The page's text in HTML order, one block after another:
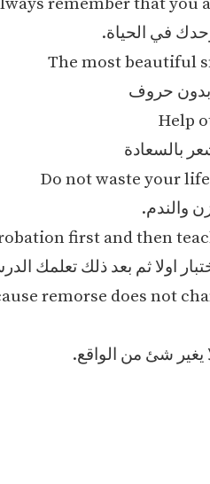
في الحياة.
The most beautiful
بدون حروف
Help
بالسعادة
Do not waste your
والندم.
first and then
اولا ثم بعد ذلك تعلمك
remorse does not
يغير شئ من الواقع.